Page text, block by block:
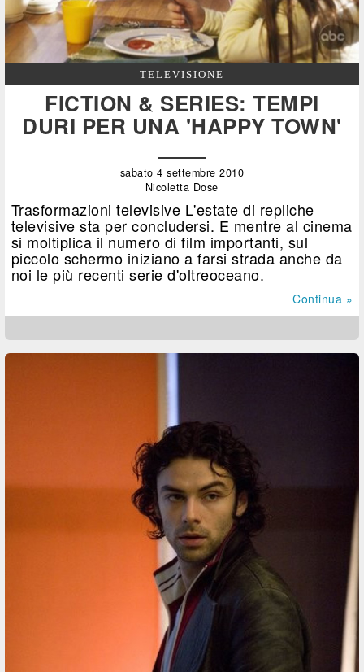
TELEVISIONE
FICTION & SERIES: TEMPI
DURI PER UNA 'HAPPY TOWN'
sabato 4 settembre 2010
Nicoletta Dose
Trasformazioni televisive L'estate di repliche
televisive sta per concludersi. E mentre al cinema
si moltiplica il numero di film importanti, sul
piccolo schermo iniziano a farsi strada anche da
noi le più recenti serie d'oltreoceano.
Continua »